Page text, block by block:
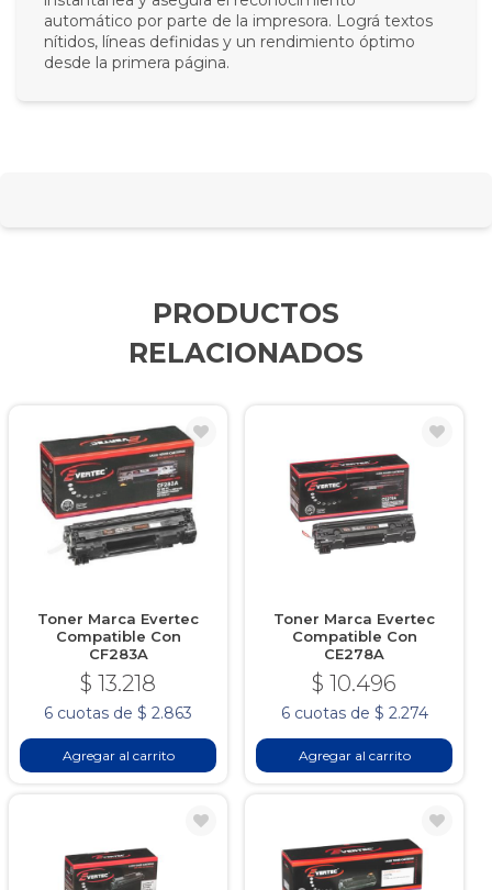
automático por parte de la impresora. Lográ textos
nítidos, líneas definidas y un rendimiento óptimo
desde la primera página.
PRODUCTOS
RELACIONADOS
Toner Marca Evertec
Compatible Con
CF283A
$ 13.218
6 cuotas de $ 2.863
Agregar al carrito
Toner Marca Evertec
Compatible Con
CE278A
$ 10.496
6 cuotas de $ 2.274
Agregar al carrito